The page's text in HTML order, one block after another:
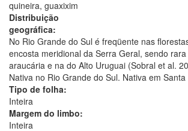
quineira, guaxixim
Distribuição
geográfica:
No Rio Grande do Sul é freqüente nas
encosta meridional da Serra Geral, sendo
araucária e na do Alto Uruguai (Sobral et al.
Nativa no Rio Grande do Sul. Nativa em
Tipo de folha:
Inteira
Margem do limbo:
Inteira